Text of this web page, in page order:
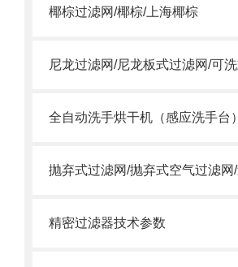
椰棕过滤网/椰棕/上海椰棕
全自动洗手烘干机（感应洗手台）
精密过滤器技术参数